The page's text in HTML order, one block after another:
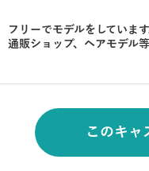
フリーでモデルをしています
通販ショップ、ヘアモデル等
このキャ